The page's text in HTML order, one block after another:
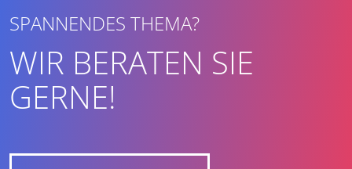
SPANNENDES THEMA?
WIR BERATEN SIE
GERNE!